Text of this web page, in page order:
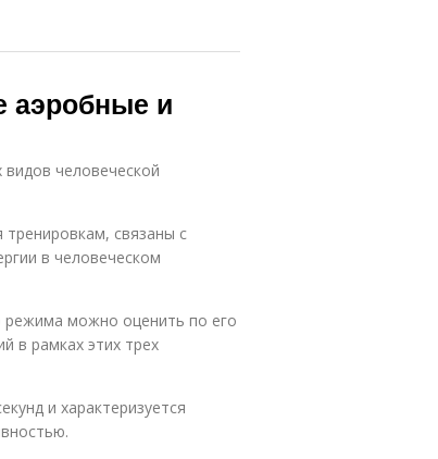
аэробные и
человеческой
связаны с
в человеческом
режима можно оценить по его
в рамках этих трех
и характеризуется